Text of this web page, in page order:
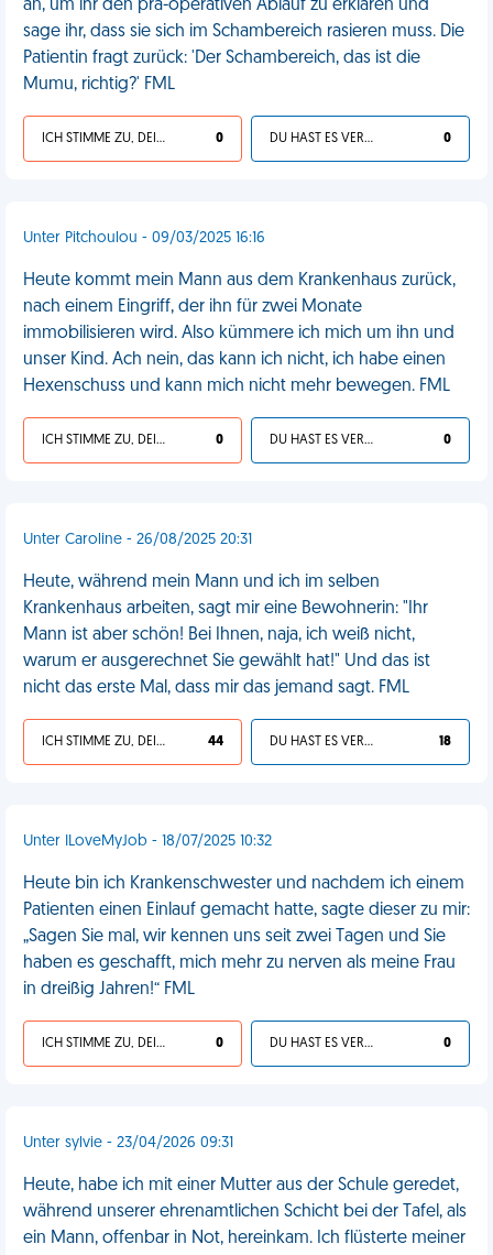
an, um ihr den prä-operativen Ablauf zu erklären und
sage ihr, dass sie sich im Schambereich rasieren muss. Die
Patientin fragt zurück: 'Der Schambereich, das ist die
Mumu, richtig?' FML
ICH STIMME ZU, DEIN LEBEN IST SCHEISSE 0 DU HAST ES VERDIENT 0
Unter Pitchoulou - 09/03/2025 16:16
Heute kommt mein Mann aus dem Krankenhaus zurück,
nach einem Eingriff, der ihn für zwei Monate
immobilisieren wird. Also kümmere ich mich um ihn und
unser Kind. Ach nein, das kann ich nicht, ich habe einen
Hexenschuss und kann mich nicht mehr bewegen. FML
ICH STIMME ZU, DEIN LEBEN IST SCHEISSE 0 DU HAST ES VERDIENT 0
Unter Caroline - 26/08/2025 20:31
Heute, während mein Mann und ich im selben
Krankenhaus arbeiten, sagt mir eine Bewohnerin: "Ihr
Mann ist aber schön! Bei Ihnen, naja, ich weiß nicht,
warum er ausgerechnet Sie gewählt hat!" Und das ist
nicht das erste Mal, dass mir das jemand sagt. FML
ICH STIMME ZU, DEIN LEBEN IST SCHEISSE 44 DU HAST ES VERDIENT 18
Unter ILoveMyJob - 18/07/2025 10:32
Heute bin ich Krankenschwester und nachdem ich einem
Patienten einen Einlauf gemacht hatte, sagte dieser zu mir:
„Sagen Sie mal, wir kennen uns seit zwei Tagen und Sie
haben es geschafft, mich mehr zu nerven als meine Frau
in dreißig Jahren!“ FML
ICH STIMME ZU, DEIN LEBEN IST SCHEISSE 0 DU HAST ES VERDIENT 0
Unter sylvie - 23/04/2026 09:31
Heute, habe ich mit einer Mutter aus der Schule geredet,
während unserer ehrenamtlichen Schicht bei der Tafel, als
ein Mann, offenbar in Not, hereinkam. Ich flüsterte meiner